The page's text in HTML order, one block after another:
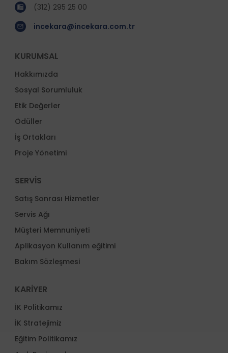
(312) 295 25 00
incekara@incekara.com.tr
KURUMSAL
Hakkımızda
Sosyal Sorumluluk
Etik Değerler
Ödüller
İş Ortakları
Proje Yönetimi
SERVİS
Satış Sonrası Hizmetler
Servis Ağı
Müşteri Memnuniyeti
Aplikasyon Kullanım eğitimi
Bakım Sözleşmesi
KARİYER
İK Politikamız
İK Stratejimiz
Eğitim Politikamız